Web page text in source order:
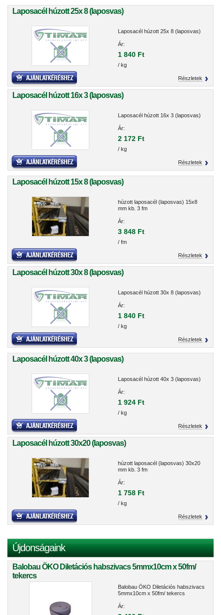
Laposacél húzott 25x 8 (laposvas)
Laposacél húzott 25x 8 (laposvas)
Ár:
1 840 Ft
/ kg
Részletek
Laposacél húzott 16x 3 (laposvas)
Laposacél húzott 16x 3 (laposvas)
Ár:
2 172 Ft
/ kg
Részletek
Laposacél húzott 15x 8 (laposvas)
húzott laposacél (laposvas) 15x8
mm kb. 3 fm
Ár:
3 848 Ft
/ fm
Részletek
Laposacél húzott 30x 8 (laposvas)
Laposacél húzott 30x 8 (laposvas)
Ár:
1 840 Ft
/ kg
Részletek
Laposacél húzott 40x 3 (laposvas)
Laposacél húzott 40x 3 (laposvas)
Ár:
1 924 Ft
/ kg
Részletek
Laposacél húzott 30x20 (laposvas)
húzott laposacél (laposvas) 30x20
mm kb. 3 fm
Ár:
1 758 Ft
/ kg
Részletek
Újdonságaink
Balobau ÖKO Diletációs habszivacs 5mmx10cm x 50fm/
tekercs
Balobau ÖKO Diletációs habszivacs
5mmx10cm x 50fm/ tekercs
Ár: